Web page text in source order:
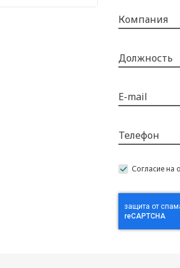
Компания
Должность
E-mail
Телефон
Согласие на